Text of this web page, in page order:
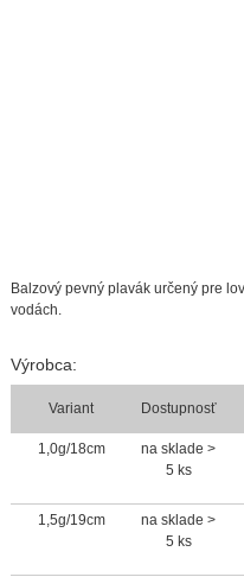
Balzový pevný plavák určený pre
vodách.
Výrobca:
Variant Dostupnosť
1,0g/18cm
na sklade >
5 ks
1,5g/19cm
na sklade >
5 ks